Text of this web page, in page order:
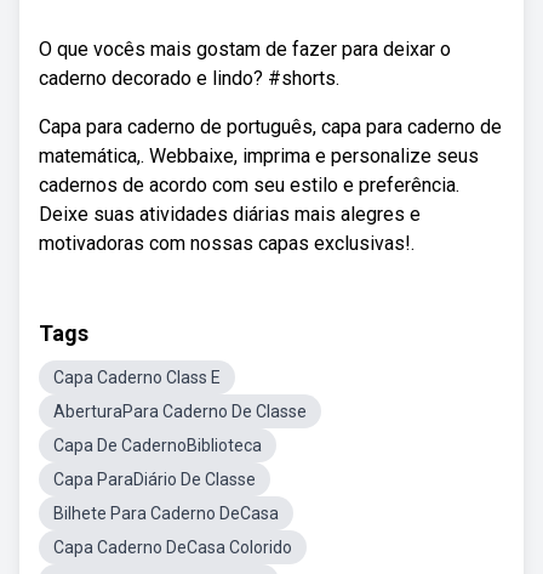
O que vocês mais gostam de fazer para deixar o
caderno decorado e lindo? #shorts.
Capa para caderno de português, capa para caderno de
matemática,. Webbaixe, imprima e personalize seus
cadernos de acordo com seu estilo e preferência.
Deixe suas atividades diárias mais alegres e
motivadoras com nossas capas exclusivas!.
Tags
Capa Caderno Class E
AberturaPara Caderno De Classe
Capa De CadernoBiblioteca
Capa ParaDiário De Classe
Bilhete Para Caderno DeCasa
Capa Caderno DeCasa Colorido